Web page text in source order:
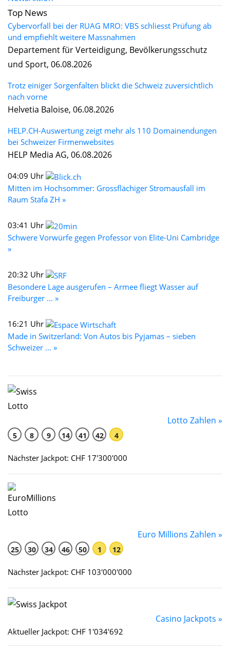
Top News
Cybervorfall bei der RUAG MRO: VBS schliesst Prüfung ab
und empfiehlt weitere Massnahmen
Departement für Verteidigung, Bevölkerungsschutz
und Sport, 06.08.2026
Trotz einiger Sorgenfalten blickt die Schweiz zuversichtlich
nach vorne
Helvetia Baloise, 06.08.2026
HELP.CH-Auswertung zeigt mehr als 110 Domainendungen
bei Schweizer Firmenwebsites
HELP Media AG, 06.08.2026
04:09 Uhr
Mitten im Hochsommer: Grossflächiger Stromausfall im
Raum Stäfa ZH »
03:41 Uhr
Schwere Vorwürfe gegen Professor von Elite-Uni Cambridge
»
20:32 Uhr
Besondere Lage ausgerufen – Armee fliegt Wasser auf
Freiburger ... »
16:21 Uhr
Made in Switzerland: Von Autos bis Pyjamas – sieben
Schweizer ... »
Lotto Zahlen »
5 8 9 14 41 42 4
Nächster Jackpot: CHF 17'300'000
Euro Millions Zahlen »
25 30 34 46 50 1 12
Nächster Jackpot: CHF 103'000'000
Casino Jackpots »
Aktueller Jackpot: CHF 1'034'692